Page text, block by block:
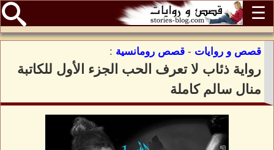
☰
قصص و روايات - قصص رومانسية :
رواية ذئاب لا تعرف الحب الجزء الأول للكاتبة
منال سالم كاملة